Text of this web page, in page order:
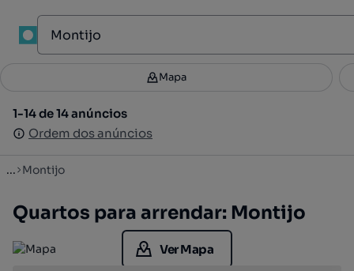
Filtros 3
1-14 de 14 anúncios
Ordem dos anúncios
Mapa
1-14 de 14 anúncios
Ordem dos anúncios
... Montijo
Quartos para arrendar: Montijo
Ver Mapa